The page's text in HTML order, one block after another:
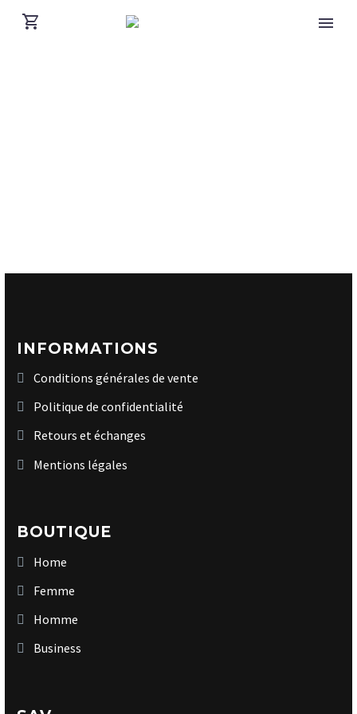
INFORMATIONS
Conditions générales de vente
Politique de confidentialité
Retours et échanges
Mentions légales
BOUTIQUE
Home
Femme
Homme
Business